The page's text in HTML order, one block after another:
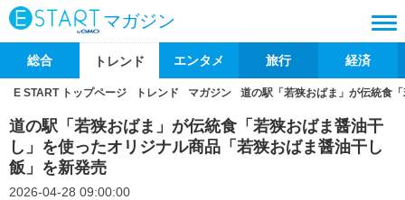
マガジン
総合 トレンド エンタメ 旅行 経済
E START トップページ トレンド マガジン 道の駅「若狭おばま」が伝統食
道の駅「若狭おばま」が伝統食「若狭おばま醤油干
し」を使ったオリジナル商品「若狭おばま醤油干し
飯」を新発売
2026-04-28 09:00:00